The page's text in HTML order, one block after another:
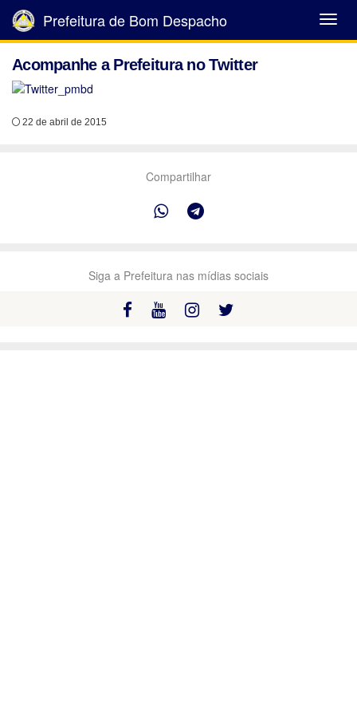
Abrir
Menu
Prefeitura de Bom Despacho
Acompanhe a Prefeitura no Twitter
22 de abril de 2015
Compartilhar
Siga a Prefeitura nas mídias sociais